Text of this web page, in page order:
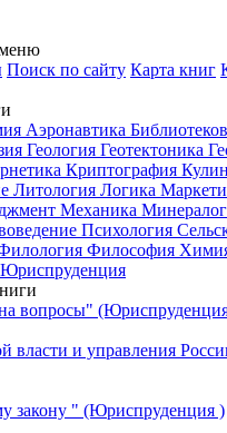
Поиск по сайту Карта книг
Аэронавтика
Геология Геотектоника
Криптография
Литология Логика
Механика
Психология
Философия
Юриспруденция
вопросы"
власти и управления
закону " (Юриспруденция )